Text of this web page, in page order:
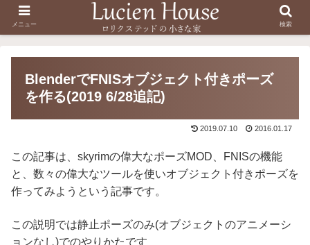
BlenderでFNISオブジェクト付きポーズ
を作る(2019 6/28追記)
2019.07.10 2016.01.17
この記事は、skyrimの偉大なポーズMOD、FNISの機能
と、数々の偉大なツールを使いオブジェクト付きポーズを
作ってみようという記事です。
この説明では静止ポーズのみ(オブジェクトのアニメーシ
ョンなし)でのやりかたです
メニュー 検索